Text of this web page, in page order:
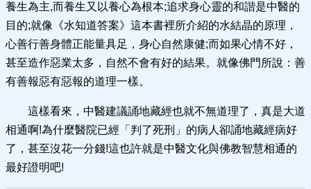
養生為主,而養生又以養心為根本;追求身心靈的和諧是中醫的
目的;就像《水知道答案》這本書裡所介紹的水結晶的原理，
心善行善身體正能量具足，身心自然康健;而如果心情不好，
甚至造作惡業太多，自然不會有好的結果。就像佛門所說：善
有善報惡有惡報的道理一樣。
這樣看來，中醫建議誦地藏經也就不無道理了，真是大道
相通啊!為什麼醫院已經「判了死刑」的病人卻誦地藏經病好
了，甚至沒花一分錢!這也許就是中醫文化與佛教智慧相通的
最好證明吧!